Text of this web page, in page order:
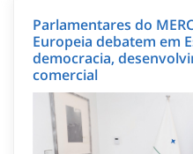
Parlamentares do
Europeia debatem em
democracia,
comercial